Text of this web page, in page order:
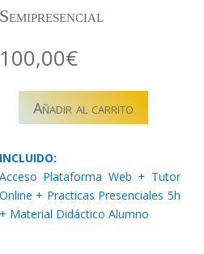
Semipresencial
100,00€
F02SEMI02
CONTROL
DE
ESTRÉS
EMERGENCIAS
Añadir al carrito
INCLUIDO:
Acceso Plataforma Web + Tutor
Online + Practicas Presenciales 5h
+ Material Didáctico Alumno